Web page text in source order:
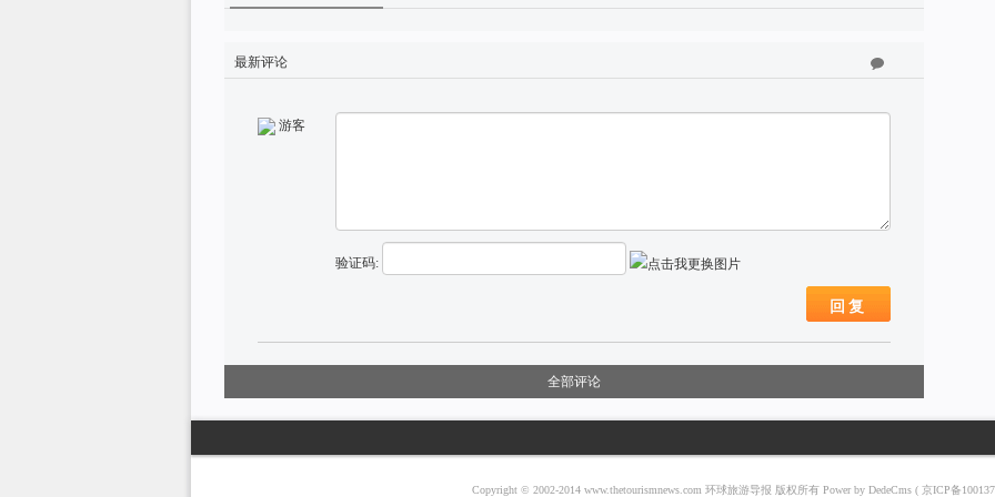
最新评论
游客
验证码:
回复
全部评论
Copyright © 2002-2014 www.thetourismnews.com 环球旅游导报 版权所有 Power by DedeCms ( 京ICP备